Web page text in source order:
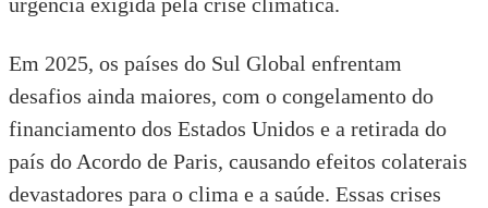
Em 2025, os países do Sul Global enfrentam
desafios ainda maiores, com o congelamento do
financiamento dos Estados Unidos e a retirada do
país do Acordo de Paris, causando efeitos colaterais
devastadores para o clima e a saúde. Essas crises